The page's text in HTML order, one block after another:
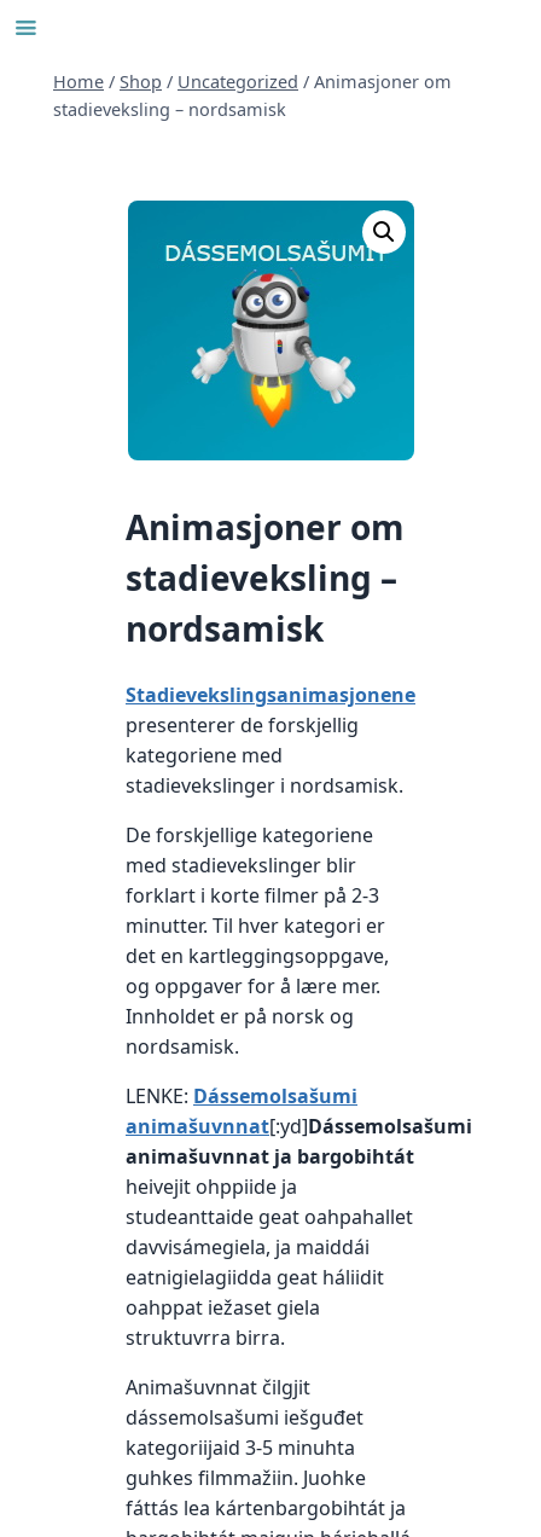
Skip
contentHome / Shop / Uncategorized / Animasjoner om
stadieveksling – nordsamisk
Animasjoner om
stadieveksling –
nordsamisk
Stadievekslingsanimasjonene
presenterer de forskjellig
kategoriene med
stadievekslinger i nordsamisk.
De forskjellige kategoriene
med stadievekslinger blir
forklart i korte filmer på 2-3
minutter. Til hver kategori er
det en kartleggingsoppgave,
og oppgaver for å lære mer.
Innholdet er på norsk og
nordsamisk.
LENKE: Dássemolsašumi
animašuvnnat[:yd]Dássemolsašumi
animašuvnnat ja bargobihtát
heivejit ohppiide ja
studeanttaide geat oahpahallet
davvisámegiela, ja maiddái
eatnigielagiidda geat háliidit
oahppat iežaset giela
struktuvrra birra.
Animašuvnnat čilgjit
dássemolsašumi iešguđet
kategoriijaid 3-5 minuhta
guhkes filmmažiin. Juohke
fáttás lea kártenbargobihtát ja